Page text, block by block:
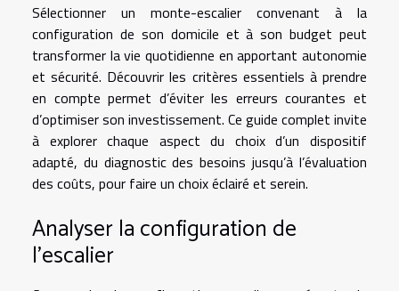
Sélectionner un monte-escalier convenant à la
configuration de son domicile et à son budget peut
transformer la vie quotidienne en apportant autonomie
et sécurité. Découvrir les critères essentiels à prendre
en compte permet d’éviter les erreurs courantes et
d’optimiser son investissement. Ce guide complet invite
à explorer chaque aspect du choix d’un dispositif
adapté, du diagnostic des besoins jusqu’à l’évaluation
des coûts, pour faire un choix éclairé et serein.
Analyser la configuration de
l’escalier